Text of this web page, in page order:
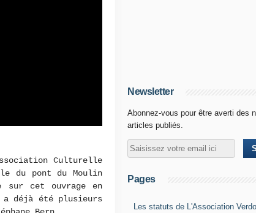
Culturelle
du pont du Moulin
cet ouvrage en
déjà été plusieurs
Newsletter
Abonnez-vous pour être averti des
articles publiés.
Pages
Les statuts de L'Association